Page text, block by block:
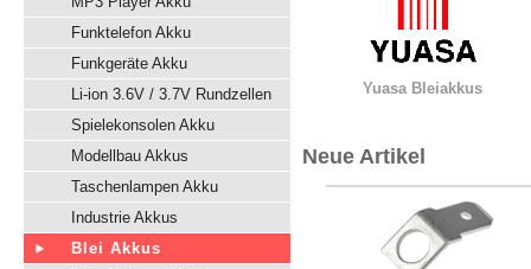
Funktelefon Akku
Funkgeräte Akku
Li-ion 3.6V / 3.7V Rundzellen
Spielekonsolen Akku
Modellbau Akkus
Taschenlampen Akku
Industrie Akkus
Blei Akkus
Yuasa Bleiakkus
Neue Artikel